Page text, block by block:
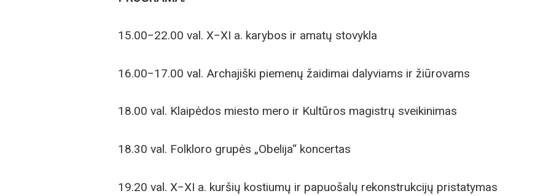
15.00−22.00 val. X−XI a. karybos ir amatų stovykla
16.00−17.00 val. Archajiški piemenų žaidimai dalyviams ir žiūrovams
18.00 val. Klaipėdos miesto mero ir Kultūros magistrų sveikinimas
18.30 val. Folkloro grupės „Obelija“ koncertas
19.20 val. X−XI a. kuršių kostiumų ir papuošalų rekonstrukcijų pristatymas